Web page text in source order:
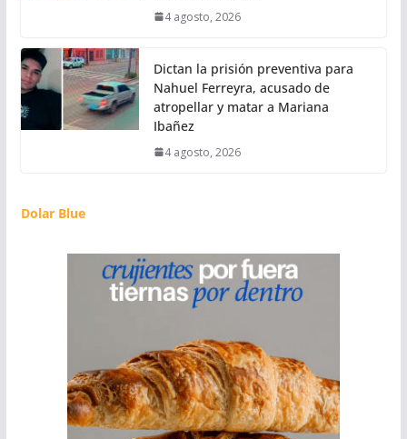
4 agosto, 2026
Dictan la prisión preventiva para
Nahuel Ferreyra, acusado de
atropellar y matar a Mariana
Ibañez
4 agosto, 2026
Dolar Blue